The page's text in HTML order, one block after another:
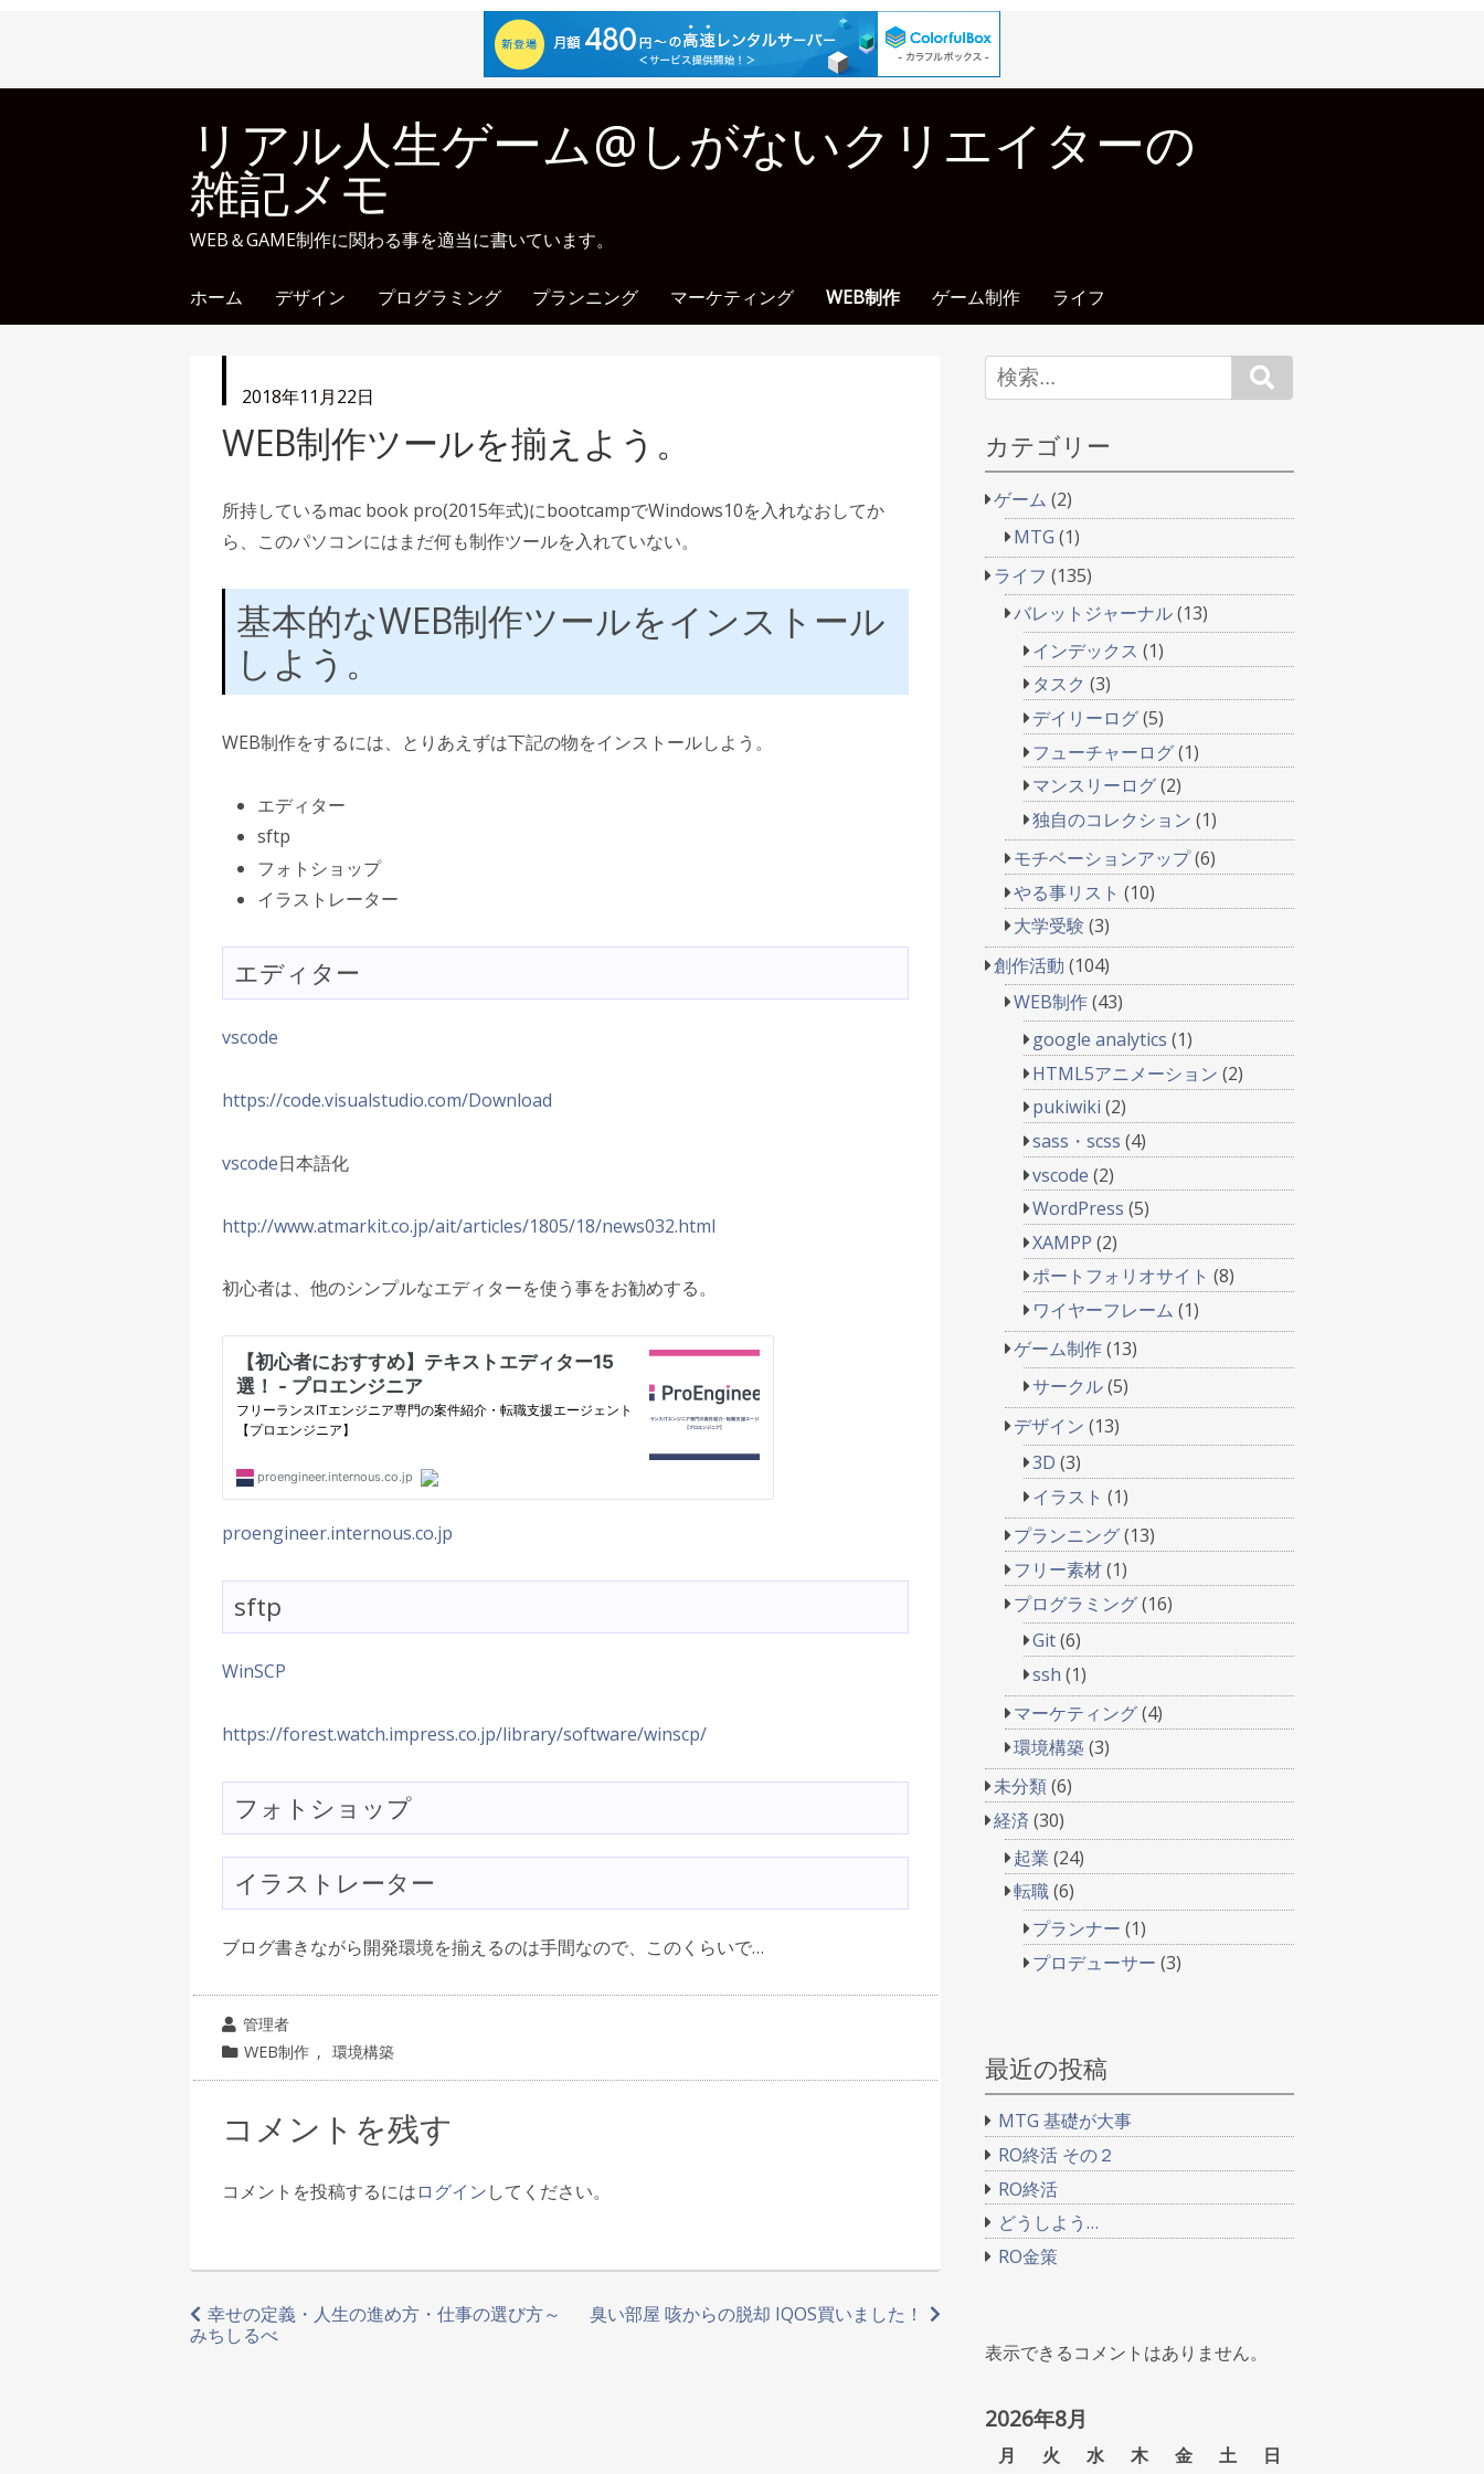
リアル人生ゲーム@しがないクリエイターの
雑記メモ
WEB＆GAME制作に関わる事を適当に書いています。
ホーム デザイン プログラミング プランニング マーケティング WEB制作 ゲーム制作 ライフ
投
日
2018年11月22日
WEB制作ツールを揃えよう。
所持しているmac book pro(2015年式)にbootcampでWindows10を入れなおしてか
ら、このパソコンにはまだ何も制作ツールを入れていない。
基本的なWEB制作ツールをインストール
しよう。
WEB制作をするには、とりあえずは下記の物をインストールしよう。
エディター
sftp
フォトショップ
イラストレーター
エディター
vscode
https://code.visualstudio.com/Download
vscode日本語化
http://www.atmarkit.co.jp/ait/articles/1805/18/news032.html
初心者は、他のシンプルなエディターを使う事をお勧めする。
proengineer.internous.co.jp
sftp
WinSCP
https://forest.watch.impress.co.jp/library/software/winscp/
フォトショップ
イラストレーター
ブログ書きながら開発環境を揃えるのは手間なので、このくらいで…
投
稿
者
管理者
カ
テ
リ
WEB制作 , 環境構築
コメントを残す
コメントを投稿するにはログインしてください。
投
臭い部屋 咳からの脱却 IQOS買いました！
幸せの定義・人生の進め方・仕事の選び方～
みちしるべ
カテゴリー
ゲーム (2)
MTG (1)
ライフ (135)
バレットジャーナル(13)
インデックス (1)
タスク (3)
デイリーログ(5)
フューチャーログ(1)
マンスリーログ(2)
独自のコレクション (1)
モチベーションアップ(6)
やる事リスト (10)
大学受験 (3)
創作活動 (104)
WEB制作(43)
google analytics (1)
HTML5アニメーション (2)
pukiwiki (2)
sass・scss (4)
vscode (2)
WordPress (5)
XAMPP (2)
ポートフォリオサイト (8)
ワイヤーフレーム (1)
ゲーム制作(13)
サークル(5)
デザイン (13)
3D (3)
イラスト (1)
プランニング(13)
フリー素材(1)
プログラミング(16)
Git(6)
ssh (1)
マーケティング(4)
環境構築(3)
未分類(6)
経済 (30)
起業 (24)
転職(6)
プランナー (1)
プロデューサー (3)
最近の投稿
MTG 基礎が大事
RO終活 その２
RO終活
どうしよう…
RO金策
表示できるコメントはありません。
2026年8月
月 火 水 木 金 土
日